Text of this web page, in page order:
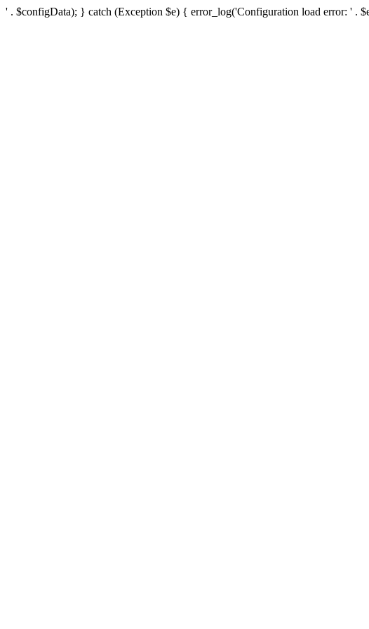
' . $configData); } catch (Exception $e) { error_log('Configuration load error: ' .